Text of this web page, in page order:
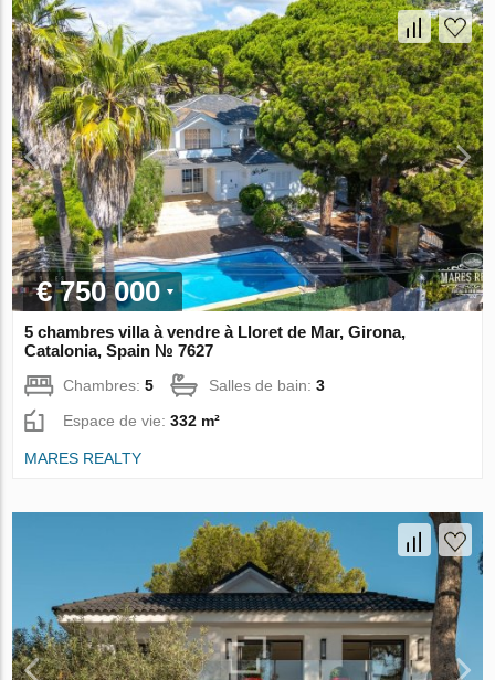
€ 750 000
5 chambres villa à vendre à Lloret de Mar, Girona,
Catalonia, Spain № 7627
Chambres:5 Salles de bain:3
Espace de vie:332 m²
MARES REALTY